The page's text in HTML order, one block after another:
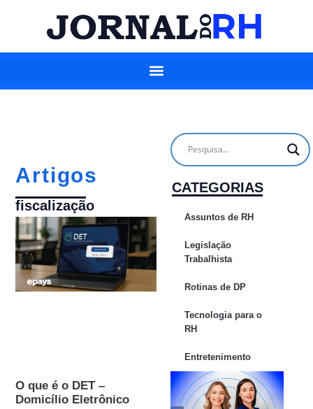
Artigos
fiscalização
O que é o DET –
Domicílio Eletrônico
CATEGORIAS
Assuntos de RH
Legislação
Trabalhista
Rotinas de DP
Tecnologia para o
RH
Entretenimento